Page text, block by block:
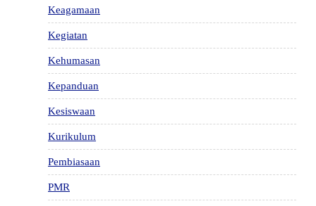
Keagamaan
Kegiatan
Kehumasan
Kepanduan
Kesiswaan
Kurikulum
Pembiasaan
PMR